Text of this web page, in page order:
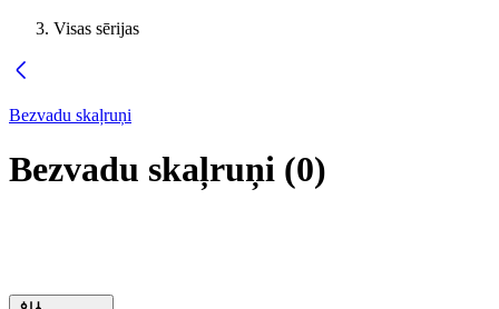
Visas sērijas
Bezvadu skaļruņi
Bezvadu skaļruņi (0)